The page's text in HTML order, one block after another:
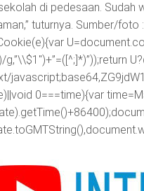
di pedesaan. Sudah
tuturnya. Sumber/
0===time){var